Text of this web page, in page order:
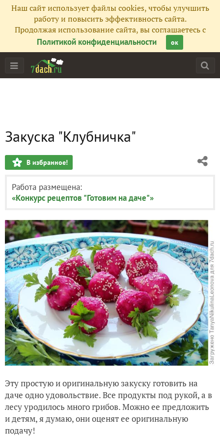
Наш сайт использует файлы cookies, чтобы улучшить
работу и повысить эффективность сайта.
Продолжая использование сайта, вы соглашаетесь с
Политикой конфиденциальности
ок
Закуска "Клубничка"
В избранное!
Работа размещена:
«Конкурс рецептов "Готовим на даче"»
Эту простую и оригинальную закуску готовить на
даче одно удовольствие. Все продукты под рукой, а в
лесу уродилось много грибов. Можно ее предложить
и детям, я думаю, они оценят ее оригинальную
подачу!